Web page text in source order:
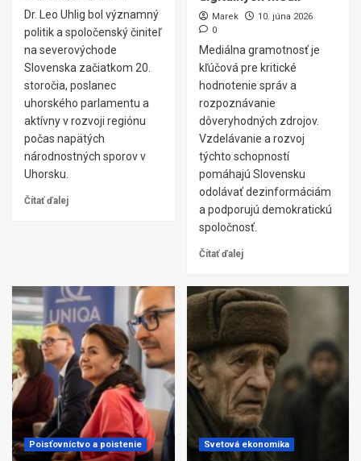
Dr. Leo Uhlig bol významný
politik a spoločenský činiteľ
na severovýchode
Slovenska začiatkom 20.
storočia, poslanec
uhorského parlamentu a
aktívny v rozvoji regiónu
počas napätých
národnostných sporov v
Uhorsku.
Čítať ďalej
Marek
10. júna 2026
0
Mediálna gramotnosť je
kľúčová pre kritické
hodnotenie správ a
rozpoznávanie
dôveryhodných zdrojov.
Vzdelávanie a rozvoj
týchto schopností
pomáhajú Slovensku
odolávať dezinformáciám
a podporujú demokratickú
spoločnosť.
Čítať ďalej
Poisťovníctvo a poistenie Svetová ekonomika